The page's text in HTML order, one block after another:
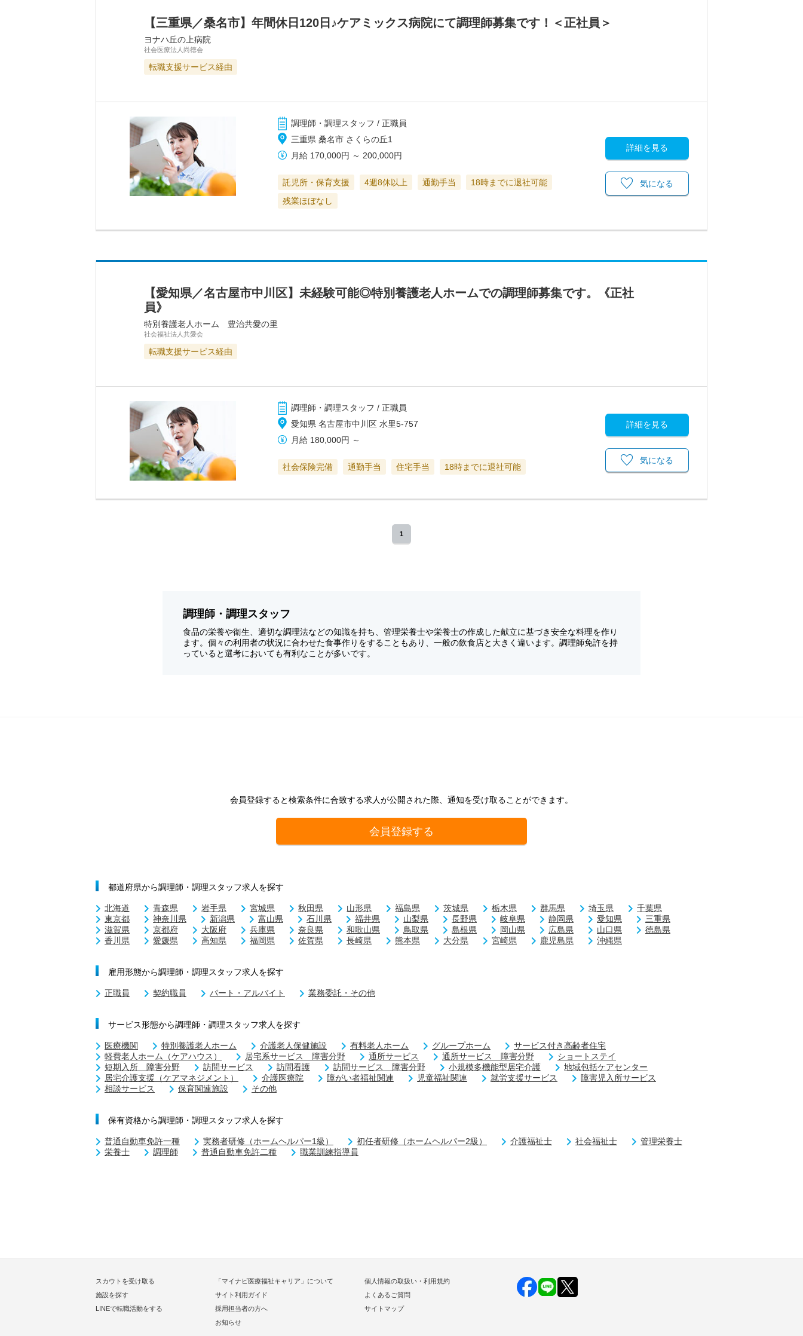
【三重県／桑名市】年間休日120日♪ケアミックス病院にて調理師募集です！＜正社員＞
ヨナハ丘の上病院
社会医療法人尚徳会
転職支援サービス経由
調理師・調理スタッフ / 正職員
三重県 桑名市 さくらの丘1
月給 170,000円 ～ 200,000円
託児所・保育支援 4週8休以上 通勤手当
18時までに退社可能
残業ほぼなし
詳細を見る
気になる
【愛知県／名古屋市中川区】未経験可能◎特別養護老人ホームでの調理師募集です。《正社
員》
特別養護老人ホーム 豊治共愛の里
社会福祉法人共愛会
転職支援サービス経由
調理師・調理スタッフ / 正職員
愛知県 名古屋市中川区 水里5-757
月給 180,000円 ～
社会保険完備 通勤手当 住宅手当 18時までに退社可能
詳細を見る
気になる
1
調理師・調理スタッフ
食品の栄養や衛生、適切な調理法などの知識を持ち、管理栄養士や栄養士の作成した献立に基づき安全な料理を作り
ます。個々の利用者の状況に合わせた食事作りをすることもあり、一般の飲食店と大きく違います。調理師免許を持
っていると選考においても有利なことが多いです。
会員登録すると検索条件に合致する求人が公開された際、通知を受け取ることができます。
会員登録する
都道府県から調理師・調理スタッフ求人を探す
北海道 青森県 岩手県 宮城県 秋田県 山形県 福島県 茨城県 栃木県 群馬県 埼玉県
千葉県
東京都
神奈川県 新潟県 富山県 石川県 福井県 山梨県 長野県 岐阜県 静岡県 愛知県
三重県
滋賀県
京都府 大阪府 兵庫県 奈良県 和歌山県 鳥取県 島根県 岡山県 広島県 山口県
徳島県
香川県
愛媛県 高知県 福岡県 佐賀県 長崎県 熊本県 大分県 宮崎県 鹿児島県 沖縄県
雇用形態から調理師・調理スタッフ求人を探す
正職員 契約職員 パート・アルバイト 業務委託・その他
サービス形態から調理師・調理スタッフ求人を探す
医療機関 特別養護老人ホーム 介護老人保健施設 有料老人ホーム グループホーム
サービス付き高齢者住宅
軽費老人ホーム（ケアハウス）
居宅系サービス 障害分野 通所サービス 通所サービス 障害分野
ショートステイ
短期入所 障害分野
訪問サービス 訪問看護 訪問サービス 障害分野 小規模多機能型居宅介護
地域包括ケアセンター
居宅介護支援（ケアマネジメント）
介護医療院 障がい者福祉関連 児童福祉関連 就労支援サービス
障害児入所サービス
相談サービス
保育関連施設 その他
保有資格から調理師・調理スタッフ求人を探す
普通自動車免許一種 実務者研修（ホームヘルパー1級） 初任者研修（ホームヘルパー2級） 介護福祉士 社会福祉士
管理栄養士
栄養士
調理師 普通自動車免許二種 職業訓練指導員
スカウトを受け取る
施設を探す
LINEで転職活動をする
「マイナビ医療福祉キャリア」について
サイト利用ガイド
採用担当者の方へ
お知らせ
個人情報の取扱い・利用規約
よくあるご質問
サイトマップ